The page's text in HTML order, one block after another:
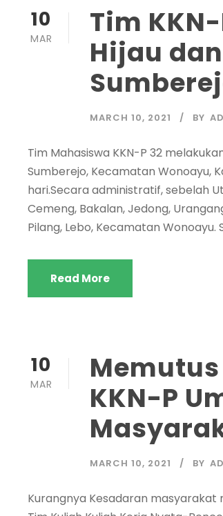
10
MAR
Tim
Hijau
MARCH 10, 2021 BY
Tim Mahasiswa KKN-P 32
Sumberejo, Kecamatan Wonoayu,
hari.Secara administratif, sebelah
Cemeng, Bakalan, Jedong,
Pilang, Lebo, Kecamatan
Read More
10
MAR
KKN-P
MARCH 10, 2021 BY
Kurangnya Kesadaran